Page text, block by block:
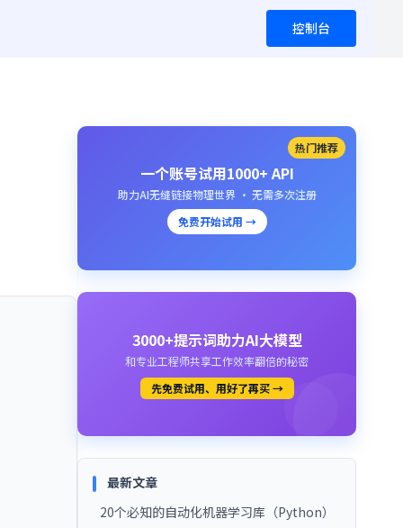
控制台
热门推荐
一个账号试用1000+ API
助力AI无缝链接物理世界 · 无需多次注册
免费开始试用 →
3000+提示词助力AI大模型
和专业工程师共享工作效率翻倍的秘密
先免费试用、用好了再买 →
最新文章
20个必知的自动化机器学习库（Python）